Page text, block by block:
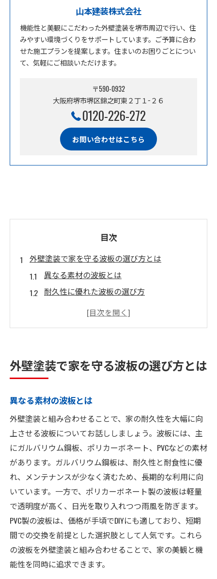
山本建装株式会社
機能性と美観にこだわった外壁塗装を堺市周辺で行い、住
みやすい環境づくりをサポートしています。ご予算に合わ
せた施工プランを提案します。住まいのお困りごとについ
て、気軽にご相談いただけます。
〒590-0932
大阪府堺市堺区錦之町東２丁１−２６
0120-226-272
お問い合わせはこちら
目次
外壁塗装で家を守る波板の選び方とは
異なる素材の波板とは
耐久性に優れた波板の選び方
地域に適した波板の選定法
波板の設置手順と注意点
外壁塗装と波板の組み合わせで家の寿命を延ば
塗装と波板の相性を考慮する
メンテナンス頻度を減らす方法
外壁塗装で波板の劣化を防ぐ
波板の防水効果を高める方法
外壁塗装と波板の最適な施工時期
環境要因に合わせた組み合わせの重要性
プロが教える外壁塗装の効果を最大化する波板
活用法
波板の配置で外壁塗装の耐久性を向上させ
る
塗装の仕上げに最適な波板とは
外壁塗装で家を守る波板の選び方とは
異なる素材の波板とは
外壁塗装と組み合わせることで、家の耐久性を大幅に向
上させる波板についてお話ししましょう。波板には、主
にガルバリウム鋼板、ポリカーボネート、PVCなどの素材
があります。ガルバリウム鋼板は、耐久性と耐食性に優
れ、メンテナンスが少なく済むため、長期的な利用に向
いています。一方で、ポリカーボネート製の波板は軽量
で透明度が高く、日光を取り入れつつ雨風を防ぎます。
PVC製の波板は、価格が手頃でDIYにも適しており、短期
間での交換を前提とした選択肢として人気です。これら
の波板を外壁塗装と組み合わせることで、家の美観と機
能性を同時に追求できます。